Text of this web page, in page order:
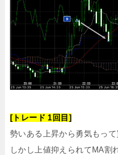
[トレード 1回目]
勢いある上昇から勇気もって
しかし上値抑えられてMA割